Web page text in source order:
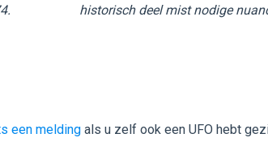
historisch deel mist nodige
een melding als u zelf ook een UFO hebt